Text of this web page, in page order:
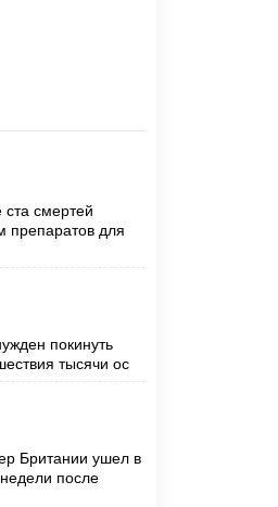
смертей
препаратов для
покинуть
тысячи ос
Британии ушел в
после